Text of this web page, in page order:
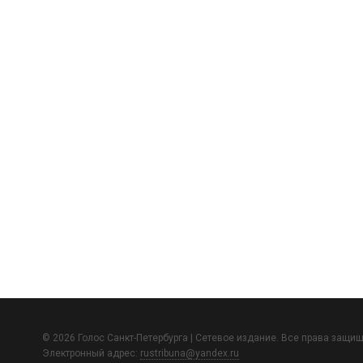
© 2026 Голос Санкт-Петербурга | Сетевое издание. Все права
Электронный адрес: rustribuna@yandex.ru